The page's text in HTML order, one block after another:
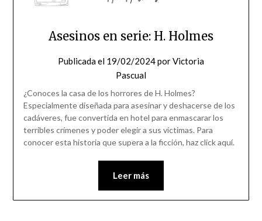
Asesinos en serie: H. Holmes
Publicada el 19/02/2024porVictoria
Pascual
¿Conoces la casa de los horrores de H. Holmes?
Especialmente diseñada para asesinar y deshacerse de los
cadáveres, fue convertida en hotel para enmascarar los
terribles crímenes y poder elegir a sus víctimas. Para
conocer esta historia que supera a la ficción, haz click aquí.
Leer más